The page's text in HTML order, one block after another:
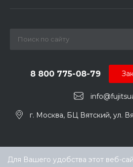
8 800 775-08-79
г. Москва, БЦ Вятский, ул.
Для Вашего удобства этот веб-